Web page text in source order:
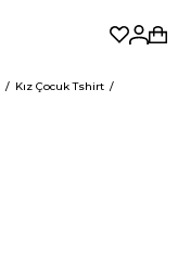
Kız Çocuk Tshirt